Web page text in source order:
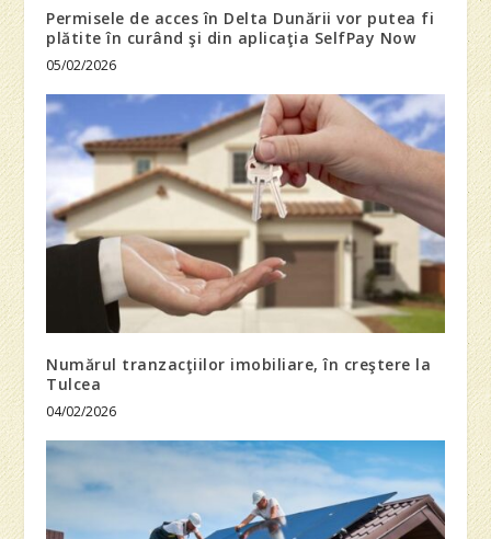
Permisele de acces în Delta Dunării vor putea fi
plătite în curând şi din aplicaţia SelfPay Now
05/02/2026
Numărul tranzacţiilor imobiliare, în creştere la
Tulcea
04/02/2026